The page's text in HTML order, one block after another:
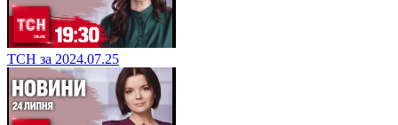
ТСН за 2024.07.25